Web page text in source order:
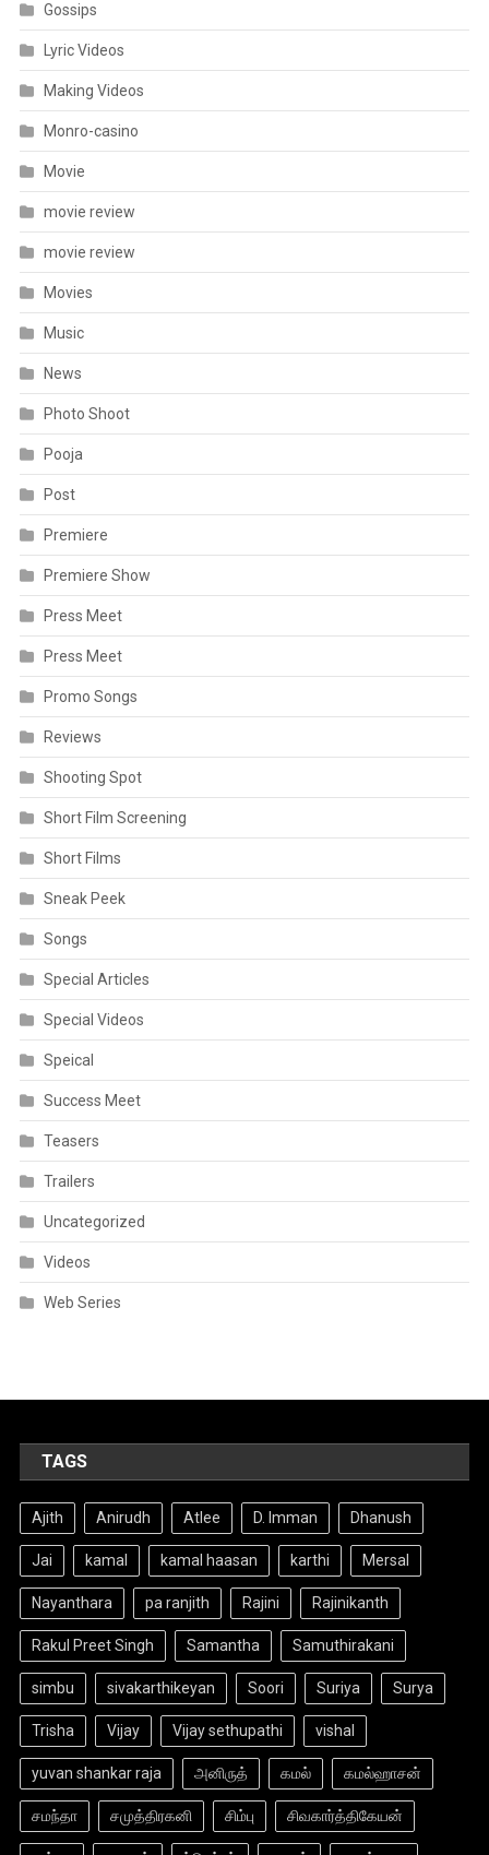
Gossips
Lyric Videos
Making Videos
Monro-casino
Movie
movie review
movie review
Movies
Music
News
Photo Shoot
Pooja
Post
Premiere
Premiere Show
Press Meet
Press Meet
Promo Songs
Reviews
Shooting Spot
Short Film Screening
Short Films
Sneak Peek
Songs
Special Articles
Special Videos
Speical
Success Meet
Teasers
Trailers
Uncategorized
Videos
Web Series
TAGS
Ajith Anirudh Atlee D. Imman Dhanush
Jai kamal kamal haasan karthi Mersal
Nayanthara pa ranjith Rajini Rajinikanth
Rakul Preet Singh Samantha Samuthirakani
simbu sivakarthikeyan Soori Suriya Surya
Trisha Vijay Vijay sethupathi vishal
yuvan shankar raja அனிருத் கமல் கமல்ஹாசன்
சமந்தா சமுத்திரகனி சிம்பு சிவகார்த்திகேயன்